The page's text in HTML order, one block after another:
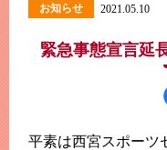
お知らせ 2021.05.10
緊急事態宣言延
平素は西宮スポーツ
すべてを含む6文
このホームペ